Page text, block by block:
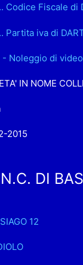
Codice Fiscale di
Partita iva di
- Noleggio di
IN NOME
2015
DI
12